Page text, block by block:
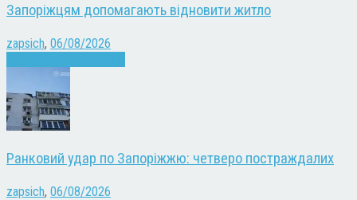
Запоріжцям допомагають відновити житло
zapsich, 06/08/2026
Ранковий удар по Запоріжжю: четверо постраждалих
zapsich, 06/08/2026